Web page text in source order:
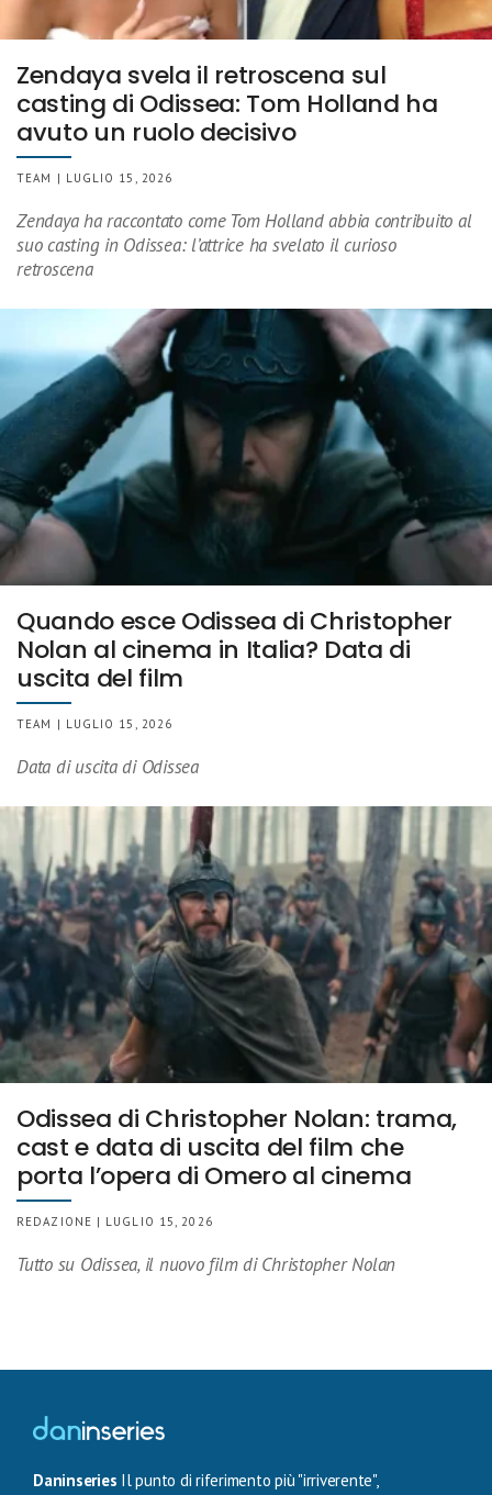
Zendaya svela il retroscena sul
casting di Odissea: Tom Holland ha
avuto un ruolo decisivo
TEAM | LUGLIO 15, 2026
Zendaya ha raccontato come Tom Holland abbia contribuito al
suo casting in Odissea: l’attrice ha svelato il curioso
retroscena
Quando esce Odissea di Christopher
Nolan al cinema in Italia? Data di
uscita del film
TEAM | LUGLIO 15, 2026
Data di uscita di Odissea
Odissea di Christopher Nolan: trama,
cast e data di uscita del film che
porta l’opera di Omero al cinema
REDAZIONE | LUGLIO 15, 2026
Tutto su Odissea, il nuovo film di Christopher Nolan
Daninseries Il punto di riferimento più "irriverente",